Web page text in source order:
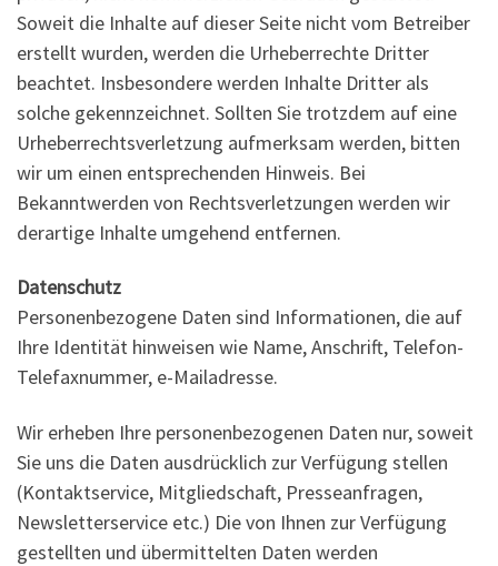
Soweit die Inhalte auf dieser Seite nicht vom Betreiber
erstellt wurden, werden die Urheberrechte Dritter
beachtet. Insbesondere werden Inhalte Dritter als
solche gekennzeichnet. Sollten Sie trotzdem auf eine
Urheberrechtsverletzung aufmerksam werden, bitten
wir um einen entsprechenden Hinweis. Bei
Bekanntwerden von Rechtsverletzungen werden wir
derartige Inhalte umgehend entfernen.
Datenschutz
Personenbezogene Daten sind Informationen, die auf
Ihre Identität hinweisen wie Name, Anschrift, Telefon-
Telefaxnummer, e-Mailadresse.
Wir erheben Ihre personenbezogenen Daten nur, soweit
Sie uns die Daten ausdrücklich zur Verfügung stellen
(Kontaktservice, Mitgliedschaft, Presseanfragen,
Newsletterservice etc.) Die von Ihnen zur Verfügung
gestellten und übermittelten Daten werden